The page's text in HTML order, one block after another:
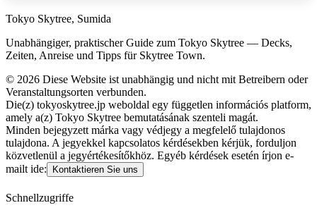
Tokyo Skytree, Sumida
Unabhängiger, praktischer Guide zum Tokyo Skytree — Decks,
Zeiten, Anreise und Tipps für Skytree Town.
© 2026 Diese Website ist unabhängig und nicht mit Betreibern oder
Veranstaltungsorten verbunden.
Die(z) tokyoskytree.jp weboldal egy független információs platform,
amely a(z) Tokyo Skytree bemutatásának szenteli magát.
Minden bejegyzett márka vagy védjegy a megfelelő tulajdonos
tulajdona. A jegyekkel kapcsolatos kérdésekben kérjük, forduljon
közvetlenül a jegyértékesítőkhöz. Egyéb kérdések esetén írjon e-
mailt ide:
Kontaktieren Sie uns
Schnellzugriffe